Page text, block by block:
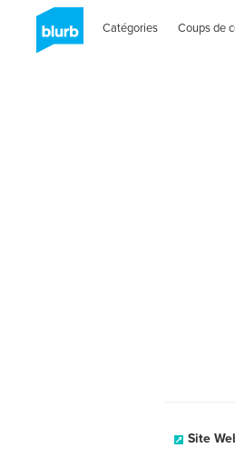
Catégories Coups de
Site